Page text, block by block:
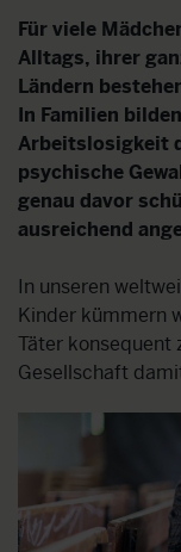
Für viele
Alltags, ihrer
Ländern
In Familien
Arbeitslosigkeit
psychische
genau davor
ausreichend
In unseren
Kinder kümmern
Täter konsequent
Gesellschaft